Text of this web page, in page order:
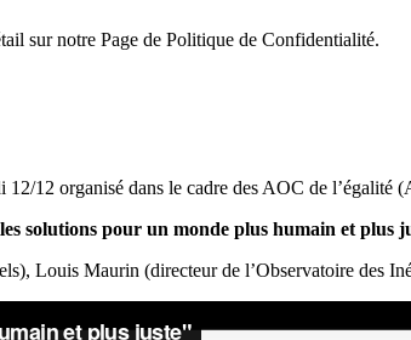
sur notre Page de Politique de Confidentialité.
12/12 organisé dans le cadre des AOC de l’égalité
solutions pour un monde plus humain et plus
Louis Maurin (directeur de l’Observatoire des